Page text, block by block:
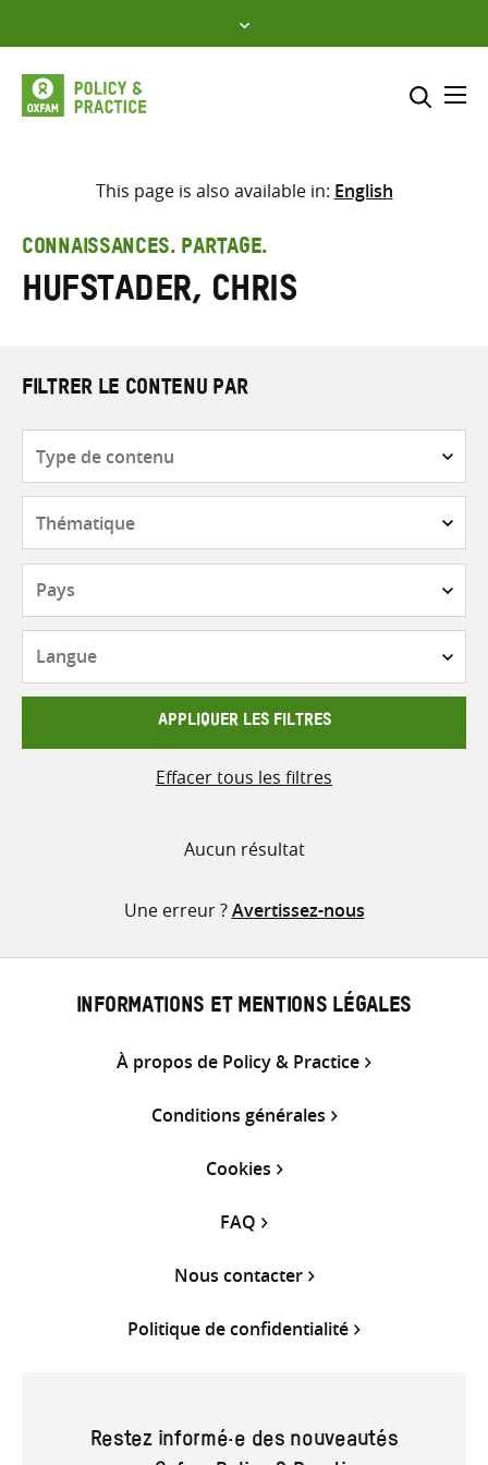
to
content
Sélectionner l’emplacement
Saisir
les
termes
This page is also available in: English
CONNAISSANCES. PARTAGE.
Hufstader, Chris
FILTRER LE CONTENU PAR
contenu
APPLIQUER LES FILTRES
Effacer tous les filtres
Aucun résultat
Une erreur ?Avertissez-nous
INFORMATIONS ET MENTIONS LÉGALES
À propos de Policy & Practice
Conditions générales
Cookies
FAQ
Nous contacter
Politique de confidentialité
Restez informé·e des nouveautés